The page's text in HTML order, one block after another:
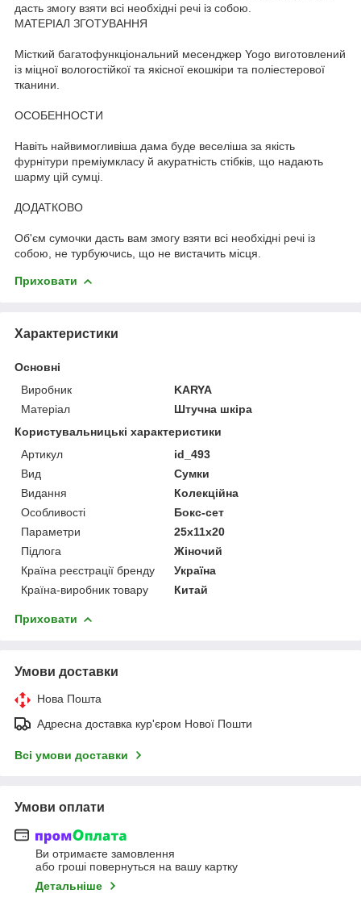
дасть змогу взяти всі необхідні речі із собою.
МАТЕРІАЛ ЗГОТУВАННЯ
Місткий багатофункціональний месенджер Yogo виготовлений
із міцної вологостійкої та якісної екошкіри та поліестерової
тканини.
ОСОБЕННОСТИ
Навіть найвимогливіша дама буде веселіша за якість
фурнітури преміумкласу й акуратність стібків, що надають
шарму цій сумці.
ДОДАТКОВО
Об'єм сумочки дасть вам змогу взяти всі необхідні речі із
собою, не турбуючись, що не вистачить місця.
Приховати
Характеристики
Основні
Виробник
KARYA
Матеріал
Штучна шкіра
Користувальницькі характеристики
Артикул
id_493
Вид
Сумки
Видання
Колекційна
Особливості
Бокс-сет
Параметри
25х11х20
Підлога
Жіночий
Країна реєстрації бренду
Україна
Країна-виробник товару
Китай
Приховати
Умови доставки
Нова Пошта
Адресна доставка кур'єром Нової Пошти
Всі умови доставки
Умови оплати
Ви отримаєте замовлення
або гроші повернуться на вашу картку
Детальніше